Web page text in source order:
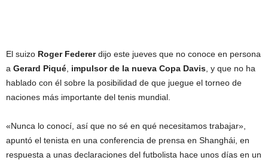
El suizo Roger Federerdijo este jueves que no conoce en persona
a Gerard Piqué impulsor de la nueva Copa Davis , y que no ha
hablado con él sobre la posibilidad de que juegue el torneo de
naciones más importante del tenis mundial.
«Nunca lo conocí, así que no sé en qué necesitamos trabajar»,
apuntó el tenista en una conferencia de prensa en Shanghái, en
respuesta a unas declaraciones del futbolista hace unos días en un